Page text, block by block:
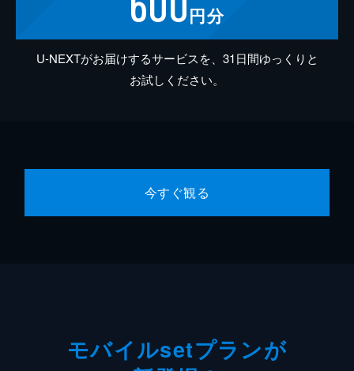
円分
U-NEXTがお届けするサービスを、31日間ゆっくりと
お試しください。
今すぐ観る
モバイルsetプランが